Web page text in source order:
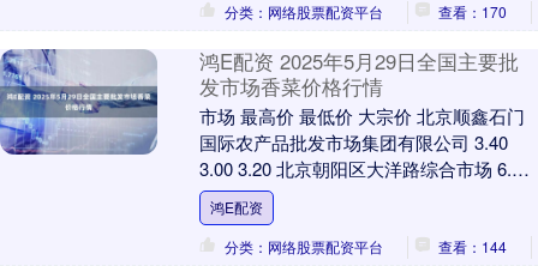
分类：网络股票配资平台
查看：170
鸿E配资 2025年5月29日全国主要批
发市场香菜价格行情
市场 最高价 最低价 大宗价 北京顺鑫石门
国际农产品批发市场集团有限公司 3.40
3.00 3.20 北京朝阳区大洋路综合市场 6.00
4.80 5.00 ....
鸿E配资
分类：网络股票配资平台
查看：144